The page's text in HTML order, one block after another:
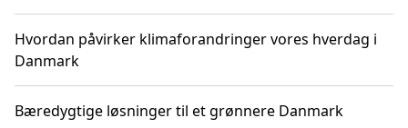
Hvordan påvirker klimaforandringer vores hverdag i
Danmark
Bæredygtige løsninger til et grønnere Danmark